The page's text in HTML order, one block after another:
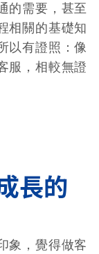
的需要，甚至
相關的基礎知
以有證照：像
服，相較無證
長的
象，覺得做客